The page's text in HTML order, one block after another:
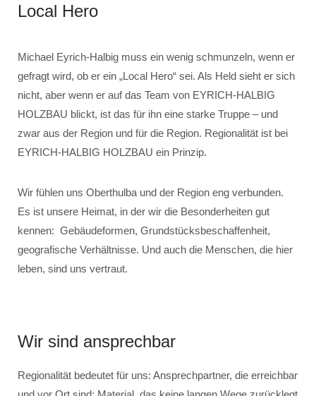
Local Hero
Michael Eyrich-Halbig muss ein wenig schmunzeln, wenn er
gefragt wird, ob er ein „Local Hero“ sei. Als Held sieht er sich
nicht, aber wenn er auf das Team von EYRICH-HALBIG
HOLZBAU blickt, ist das für ihn eine starke Truppe – und
zwar aus der Region und für die Region. Regionalität ist bei
EYRICH-HALBIG HOLZBAU ein Prinzip.
Wir fühlen uns Oberthulba und der Region eng verbunden.
Es ist unsere Heimat, in der wir die Besonderheiten gut
kennen: Gebäudeformen, Grundstücksbeschaffenheit,
geografische Verhältnisse. Und auch die Menschen, die hier
leben, sind uns vertraut.
Wir sind ansprechbar
Regionalität bedeutet für uns: Ansprechpartner, die erreichbar